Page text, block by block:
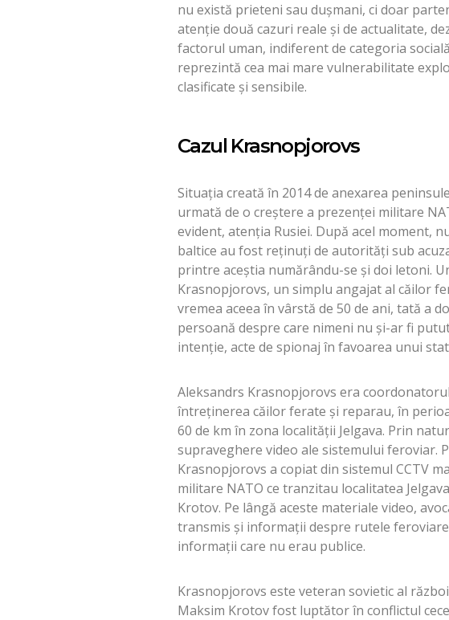
nu există prieteni sau duşmani, ci doar
atenţie două cazuri reale şi de actualitate,
factorul uman, indiferent de categoria
reprezintă cea mai mare vulnerabilitate
clasificate şi sensibile.
Cazul Krasnopjorovs
Situaţia creată în 2014 de anexarea
urmată de o creştere a prezenţei militare
evident, atenţia Rusiei. După acel moment,
baltice au fost reţinuţi de autorităţi sub
printre aceştia numărându-se şi doi letoni.
Krasnopjorovs, un simplu angajat al căilor
vremea aceea în vârstă de 50 de ani, tată a
persoană despre care nimeni nu şi-ar fi
intenţie, acte de spionaj în favoarea unui
Aleksandrs Krasnopjorovs era
întreţinerea căilor ferate şi reparau, în
60 de km în zona localităţii Jelgava. Prin
supraveghere video ale sistemului feroviar.
Krasnopjorovs a copiat din sistemul CCTV
militare NATO ce tranzitau localitatea
Krotov. Pe lângă aceste materiale video,
transmis şi informaţii despre rutele
informaţii care nu erau publice.
Krasnopjorovs este veteran sovietic al
Maksim Krotov fost luptător în conflictul